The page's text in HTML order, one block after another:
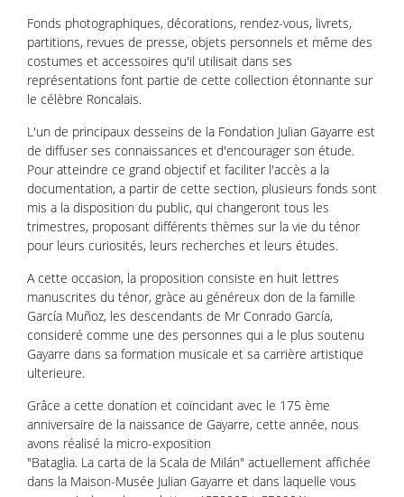
Fonds photographiques, décorations, rendez-vous, livrets,
partitions, revues de presse, objets personnels et même des
costumes et accessoires qu'il utilisait dans ses
représentations font partie de cette collection étonnante sur
le célèbre Roncalais.
L'un de principaux desseins de la Fondation Julian Gayarre est
de diffuser ses connaissances et d'encourager son étude.
Pour atteindre ce grand objectif et faciliter l'accès a la
documentation, a partir de cette section, plusieurs fonds sont
mis a la disposition du public, qui changeront tous les
trimestres, proposant différents thèmes sur la vie du ténor
pour leurs curiosités, leurs recherches et leurs études.
A cette occasion, la proposition consiste en huit lettres
manuscrites du ténor, gràce au généreux don de la famille
García Muñoz, les descendants de Mr Conrado García,
consideré comme une des personnes qui a le plus soutenu
Gayarre dans sa formation musicale et sa carrière artistique
ulterieure.
Grâce a cette donation et coïncidant avec le 175 ème
anniversaire de la naissance de Gayarre, cette année, nous
avons réalisé la micro-exposition
"Bataglia. La carta de la Scala de Milán" actuellement affichée
dans la Maison-Musée Julian Gayarre et dans laquelle vous